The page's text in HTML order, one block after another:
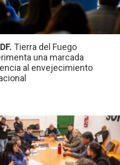
Tierra del Fuego
una marcada
al envejecimiento